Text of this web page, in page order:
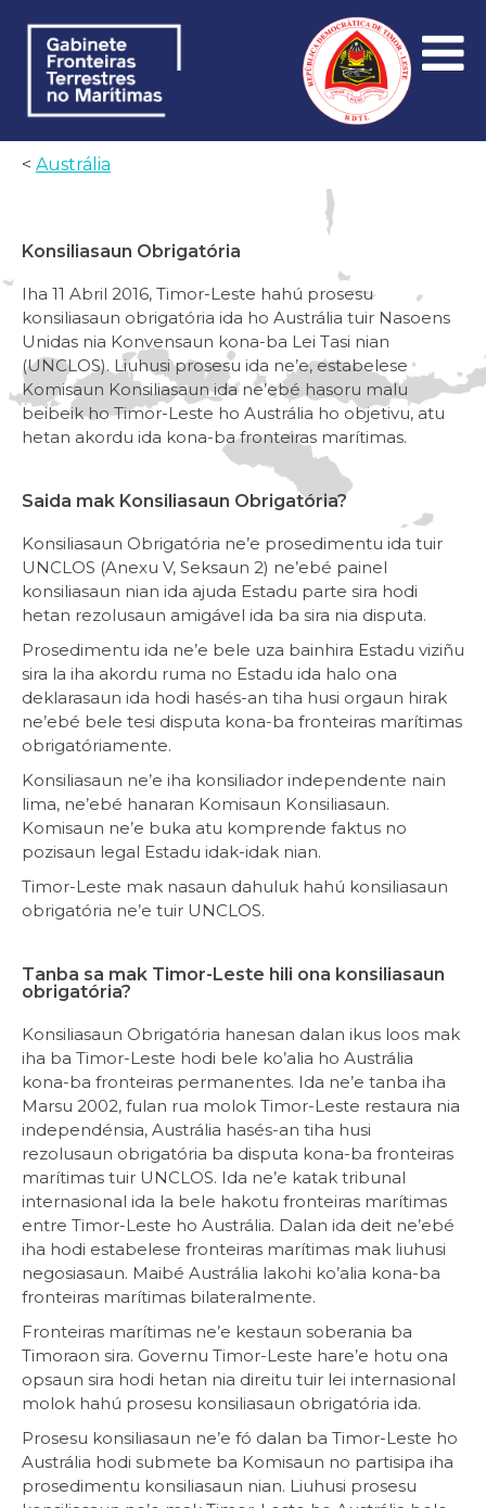
< Austrália
Konsiliasaun Obrigatória
Iha 11 Abril 2016, Timor-Leste hahú prosesu
konsiliasaun obrigatória ida ho Austrália tuir Nasoens
Unidas nia Konvensaun kona-ba Lei Tasi nian
(UNCLOS). Liuhusi prosesu ida ne’e, estabelese
Komisaun Konsiliasaun ida ne’ebé hasoru malu
beibeik ho Timor-Leste ho Austrália ho objetivu, atu
hetan akordu ida kona-ba fronteiras marítimas.
Saida mak Konsiliasaun Obrigatória?
Konsiliasaun Obrigatória ne’e prosedimentu ida tuir
UNCLOS (Anexu V, Seksaun 2) ne’ebé painel
konsiliasaun nian ida ajuda Estadu parte sira hodi
hetan rezolusaun amigável ida ba sira nia disputa.
Prosedimentu ida ne’e bele uza bainhira Estadu viziñu
sira la iha akordu ruma no Estadu ida halo ona
deklarasaun ida hodi hasés-an tiha husi orgaun hirak
ne’ebé bele tesi disputa kona-ba fronteiras marítimas
obrigatóriamente.
Konsiliasaun ne’e iha konsiliador independente nain
lima, ne’ebé hanaran Komisaun Konsiliasaun.
Komisaun ne’e buka atu komprende faktus no
pozisaun legal Estadu idak-idak nian.
Timor-Leste mak nasaun dahuluk hahú konsiliasaun
obrigatória ne’e tuir UNCLOS.
Tanba sa mak Timor-Leste hili ona konsiliasaun
obrigatória?
Konsiliasaun Obrigatória hanesan dalan ikus loos mak
iha ba Timor-Leste hodi bele ko’alia ho Austrália
kona-ba fronteiras permanentes. Ida ne’e tanba iha
Marsu 2002, fulan rua molok Timor-Leste restaura nia
independénsia, Austrália hasés-an tiha husi
rezolusaun obrigatória ba disputa kona-ba fronteiras
marítimas tuir UNCLOS. Ida ne’e katak tribunal
internasional ida la bele hakotu fronteiras marítimas
entre Timor-Leste ho Austrália. Dalan ida deit ne’ebé
iha hodi estabelese fronteiras marítimas mak liuhusi
negosiasaun. Maibé Austrália lakohi ko’alia kona-ba
fronteiras marítimas bilateralmente.
Fronteiras marítimas ne’e kestaun soberania ba
Timoraon sira. Governu Timor-Leste hare’e hotu ona
opsaun sira hodi hetan nia direitu tuir lei internasional
molok hahú prosesu konsiliasaun obrigatória ida.
Prosesu konsiliasaun ne’e fó dalan ba Timor-Leste ho
Austrália hodi submete ba Komisaun no partisipa iha
prosedimentu konsiliasaun nian. Liuhusi prosesu